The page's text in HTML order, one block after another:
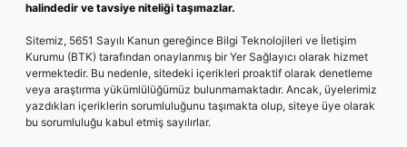
halindedir ve tavsiye niteliği taşımazlar.
Sitemiz, 5651 Sayılı Kanun gereğince Bilgi Teknolojileri ve İletişim
Kurumu (BTK) tarafından onaylanmış bir Yer Sağlayıcı olarak hizmet
vermektedir. Bu nedenle, sitedeki içerikleri proaktif olarak denetleme
veya araştırma yükümlülüğümüz bulunmamaktadır. Ancak, üyelerimiz
yazdıkları içeriklerin sorumluluğunu taşımakta olup, siteye üye olarak
bu sorumluluğu kabul etmiş sayılırlar.